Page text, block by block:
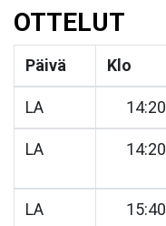
OTTELUT
Päivä Klo
LA 14:20
LA 14:20
LA 15:40